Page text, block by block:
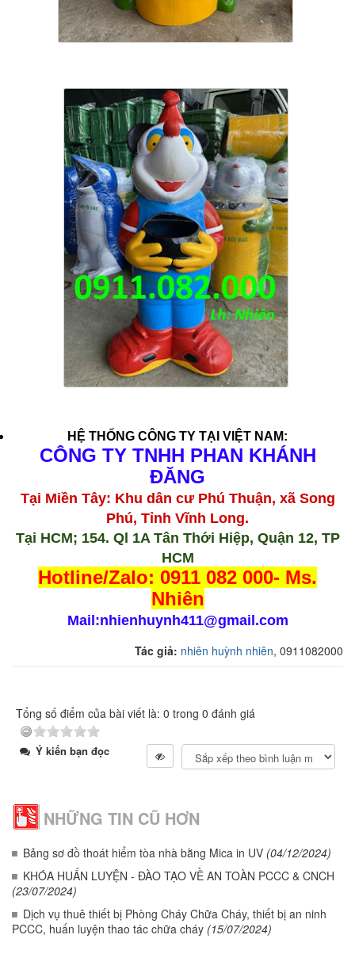
HỆ THỐNG CÔNG TY TẠI VIỆT NAM:
CÔNG TY TNHH PHAN KHÁNH
ĐĂNG
Tại Miền Tây: Khu dân cư Phú Thuận, xã Song
Phú, Tỉnh Vĩnh Long.
Tại HCM; 154. Ql 1A Tân Thới Hiệp, Quận 12, TP
HCM
Hotline/Zalo: 0911 082 000- Ms.
Nhiên
Mail:nhienhuynh411@gmail.com
Tác giả: nhiên huỳnh nhiên, 0911082000
Tổng số điểm của bài viết là: 0 trong 0 đánh giá
Ý kiến bạn đọc
NHỮNG TIN CŨ HƠN
Bảng sơ đồ thoát hiểm tòa nhà bằng Mica in UV (04/12/2024)
KHÓA HUẤN LUYỆN - ĐÀO TẠO VỀ AN TOÀN PCCC & CNCH
(23/07/2024)
Dịch vụ thuê thiết bị Phòng Cháy Chữa Cháy, thiết bị an ninh
PCCC, huấn luyện thao tác chữa cháy (15/07/2024)